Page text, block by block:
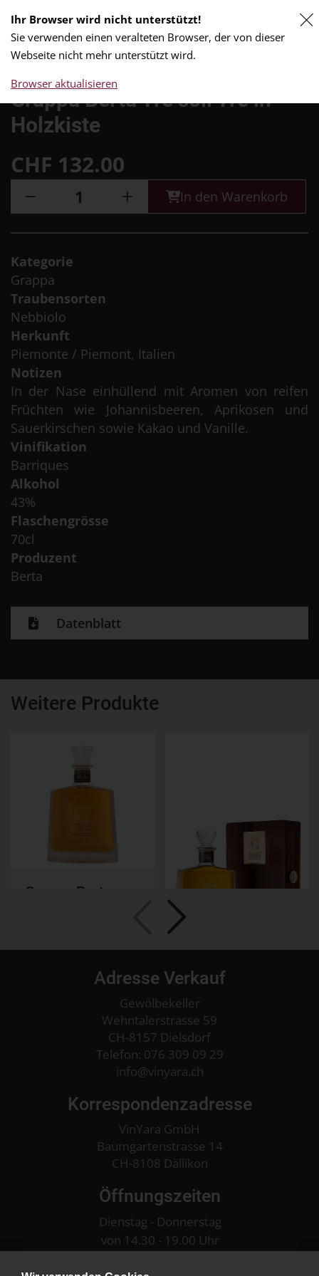
Grappa Berta Tre soli Tre in
Holzkiste
CHF 132.00
In den Warenkorb
Kategorie
Grappa
Traubensorten
Nebbiolo
Herkunft
Piemonte / Piemont, Italien
Notizen
In der Nase einhüllend mit Aromen von reifen
Früchten wie Johannisbeeren, Aprikosen und
Sauerkirschen sowie Kakao und Vanille.
Vinifikation
Barriques
Alkohol
43%
Flaschengrösse
70cl
Produzent
Berta
Datenblatt
Weitere Produkte
Grappa Berta
Detail
Grappa Berta
Roccanivo in
Holzkiste
CHF 132.00
Adresse Verkauf
Gewölbekeller
Wehntalerstrasse 59
CH-8157 Dielsdorf
Telefon: 076 309 09 29
info
vinyara.ch
Korrespondenzadresse
VinYara GmbH
Baumgartenstrasse 14
CH-8108 Dällikon
Öffnungszeiten
Dienstag - Donnerstag
von 14.30 - 19.00 Uhr
Ihr Browser wird nicht unterstützt!
Sie verwenden einen veralteten Browser, der von dieser
Webseite nicht mehr unterstützt wird.
Browser aktualisieren